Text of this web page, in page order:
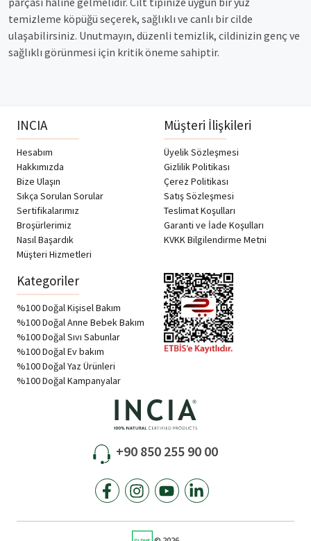
temizleme köpüğü seçerek, sağlıklı ve canlı bir cilde
ulaşabilirsiniz. Unutmayın, düzenli temizlik, cildinizin genç ve
sağlıklı görünmesi için kritik öneme sahiptir.
INCIA
Hesabım
Hakkımızda
Bize Ulaşın
Sıkça Sorulan Sorular
Sertifikalarımız
Broşürlerimiz
Nasıl Başardık
Müşteri Hizmetleri
Müşteri İlişkileri
Üyelik Sözleşmesi
Gizlilik Politikası
Çerez Politikası
Satış Sözleşmesi
Teslimat Koşulları
Garanti ve İade Koşulları
KVKK Bilgilendirme Metni
Kategoriler
%100 Doğal Kişisel Bakım
%100 Doğal Anne Bebek Bakım
%100 Doğal Sıvı Sabunlar
%100 Doğal Ev bakım
%100 Doğal Yaz Ürünleri
%100 Doğal Kampanyalar
+90 850 255 90 00